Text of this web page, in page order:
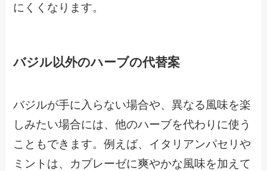
にくくなります。
バジル以外のハーブの代替案
バジルが手に入らない場合や、異なる風味を楽
しみたい場合には、他のハーブを代わりに使う
こともできます。例えば、イタリアンパセリや
ミントは、カプレーゼに爽やかな風味を加えて